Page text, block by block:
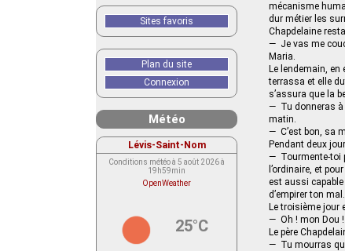
mécanisme
dur métier les
Chapdelaine
— Je vas me
Maria.
Le lendemain, en
terrassa et elle
s’assura que la
— Tu donneras à
matin.
— C’est bon, sa
Pendant deux
— Tourmente-toi
l’ordinaire, et
est aussi
d’empirer ton mal.
Le troisième jour
— Oh ! mon Dou !
Le père
— Tu mourras
Sites favoris
Plan du site
Connexion
Météo
Lévis-Saint-Nom
Conditions météo à 5 août 2026 à
19h59min
OpenWeather
25°C